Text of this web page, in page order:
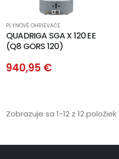
PLYNOVÉ OHRIEVAČE
QUADRIGA SGA X 120 EE
(Q8 GORS 120)
940,95 €
Zobrazuje sa 1-12 z 12 položiek